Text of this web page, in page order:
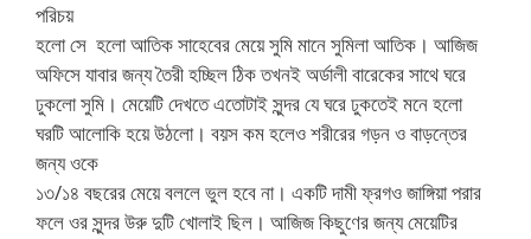
পরিচয়
হলো সে হলো আতিক সাহেবের মেয়ে সুমি মানে সুমিলা আতিক। আজিজ
অফিসে যাবার জন্য তৈরী হচ্ছিল ঠিক তখনই অর্ডালী বারেকের সাথে ঘরে
ঢুকলো সুমি। মেয়েটি দেখতে এতোটাই সুন্দর যে ঘরে ঢুকতেই মনে হলো
ঘরটি আলোকি হয়ে উঠলো। বয়স কম হলেও শরীরের গড়ন ও বাড়ন্তের
জন্য ওকে
১৩/১৪ বছরের মেয়ে বললে ভুল হবে না। একটি দামী ফ্রগও জাঙ্গিয়া পরার
ফলে ওর সুন্দর উরু দুটি খোলাই ছিল। আজিজ কিছুণের জন্য মেয়েটির